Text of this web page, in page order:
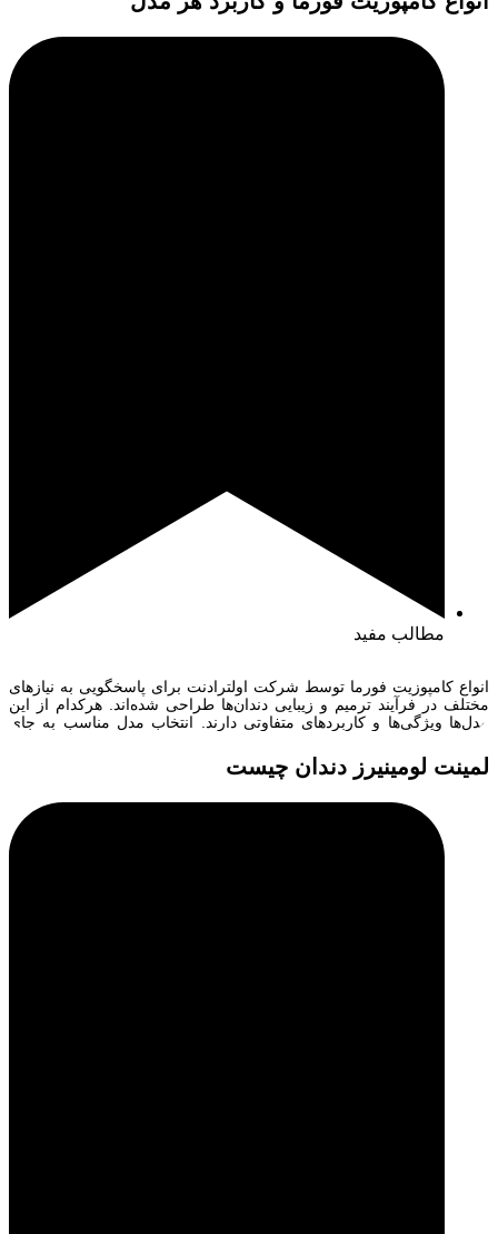
مطالب مفید
انواع کامپوزیت فورما توسط شرکت اولترادنت برای پاسخگویی به نیازهای
مختلف در فرآیند ترمیم و زیبایی دندان‌ها طراحی شده‌اند. هرکدام از این
مدل‌ها ویژگی‌ها و کاربردهای متفاوتی دارند. انتخاب مدل مناسب به جای
برای همین پزشکان بسته به شرایط هر بیمار و […]
لمینت لومینیرز دندان چیست